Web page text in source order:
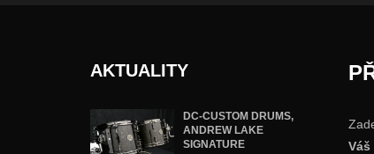
AKTUALITY
DC-CUSTOM DRUMS,
ANDREW LAKE
SIGNATURE
Váš